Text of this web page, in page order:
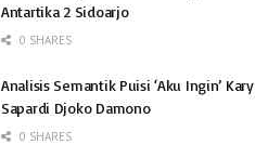
Antartika 2 Sidoarjo
0 SHARES
Analisis Semantik Puisi ‘Aku Ingin’
Sapardi Djoko Damono
0 SHARES